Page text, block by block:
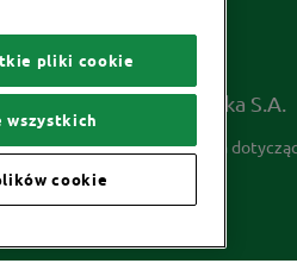
2026 McCormick Polska S.A.
prywatności Polityka
pliki cookie
wszystkich
cookie